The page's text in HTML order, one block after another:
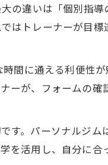
の違いは「個別指
はトレーナーが目
間に通える利便性
ーが、フォームの
す。パーソナルジ
活用し、自分に合